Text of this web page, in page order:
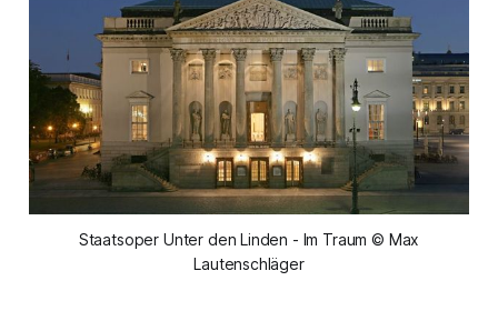
Staatsoper Unter den Linden - Im Traum © Max
Lautenschläger